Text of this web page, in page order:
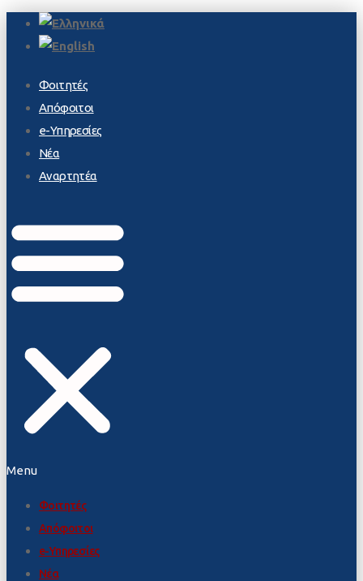
Φοιτητές
Απόφοιτοι
e-Υπηρεσίες
Νέα
Αναρτητέα
Menu
Φοιτητές
Απόφοιτοι
e-Υπηρεσίες
Νέα